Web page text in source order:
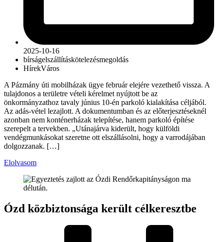
2025-10-16
bírságelszállításkötelezésmegoldás
HírekVáros
A Pázmány úti mobilházak ügye február elejére vezethető vissza. A
tulajdonos a területre vételi kérelmet nyújtott be az
önkormányzathoz tavaly június 10-én parkoló kialakítása céljából.
Az adás-vétel lezajlott. A dokumentumban és az előterjesztéseknél
azonban nem konténerházak telepítése, hanem parkoló építése
szerepelt a tervekben. „Utánajárva kiderült, hogy külföldi
vendégmunkásokat szeretne ott elszállásolni, hogy a varrodájában
dolgozzanak. […]
Elolvasom
Ózd közbiztonsága került célkeresztbe